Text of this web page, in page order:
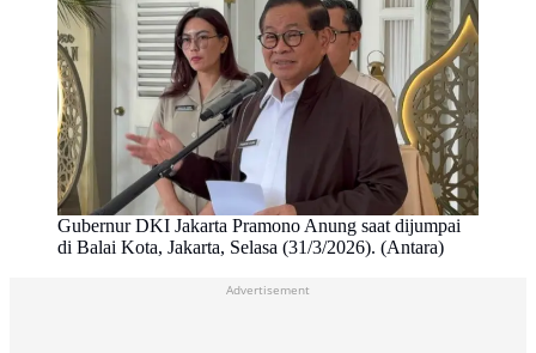
Gubernur DKI Jakarta Pramono Anung saat dijumpai
di Balai Kota, Jakarta, Selasa (31/3/2026). (Antara)
Advertisement